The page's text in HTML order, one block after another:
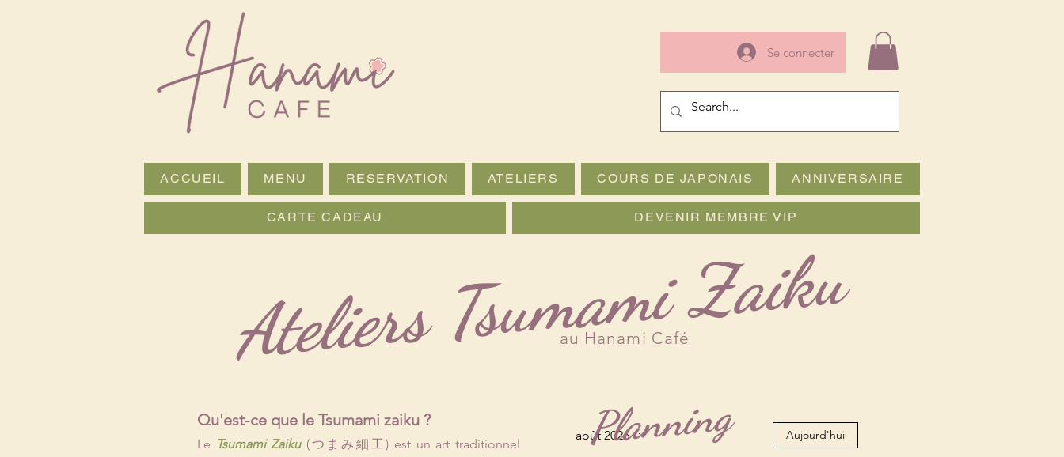
Se connecter
ACCUEIL MENU RESERVATION ATELIERS COURS DE JAPONAIS ANNIVERSAIRE
CARTE CADEAU DEVENIR MEMBRE VIP
Ateliers Tsumami Zaiku
au Hanami Café
Qu'est-ce que le Tsumami zaiku ?
Le Tsumami Zaiku(つまみ細工) est un art traditionnel
août 2026 Aujourd'hui
Planning